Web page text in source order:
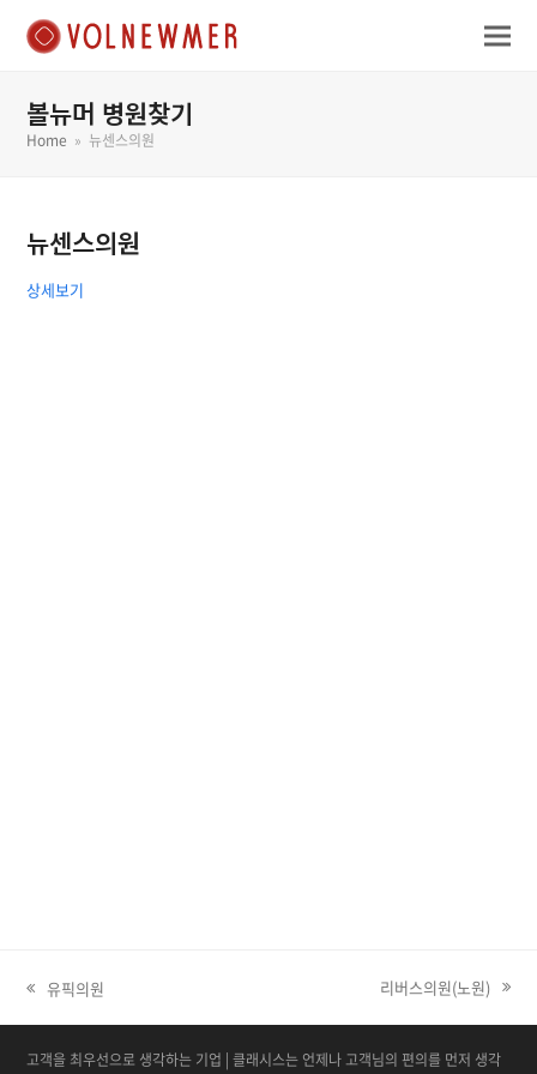
볼뉴머 병원찾기
Home » 뉴센스의원
뉴센스의원
상세보기
유픽의원 리버스의원(노원)
고객을 최우선으로 생각하는 기업 | 클래시스는 언제나 고객님의 편의를 먼저 생각